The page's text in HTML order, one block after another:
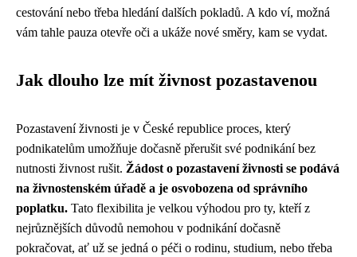
cestování nebo třeba hledání dalších pokladů. A kdo ví, možná
vám tahle pauza otevře oči a ukáže nové směry, kam se vydat.
Jak dlouho lze mít živnost pozastavenou
Pozastavení živnosti je v České republice proces, který
podnikatelům umožňuje dočasně přerušit své podnikání bez
nutnosti živnost rušit. Žádost o pozastavení živnosti se podává
na živnostenském úřadě a je osvobozena od správního
poplatku. Tato flexibilita je velkou výhodou pro ty, kteří z
nejrůznějších důvodů nemohou v podnikání dočasně
pokračovat, ať už se jedná o péči o rodinu, studium, nebo třeba